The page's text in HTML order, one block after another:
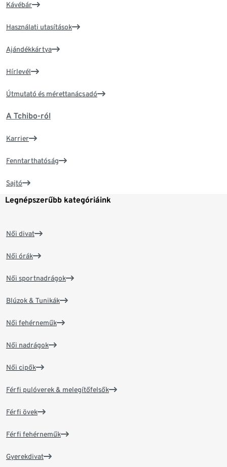
Kávébár
Használati utasítások
Ajándékkártya
Hírlevél
Útmutató és mérettanácsadó
A Tchibo-ról
Karrier
Fenntarthatóság
Sajtó
Legnépszerűbb kategóriáink
Női divat
Női órák
Női sportnadrágok
Blúzok & Tunikák
Női fehérneműk
Női nadrágok
Női cipők
Férfi pulóverek & melegítőfelsők
Férfi övek
Férfi fehérneműk
Gyerekdivat